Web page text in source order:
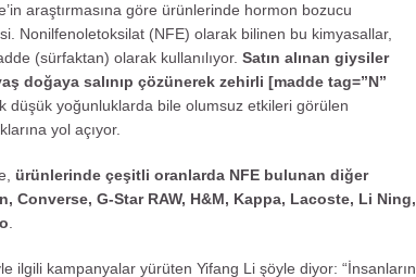
araştırmasına göre ürünlerinde hormon bozucu
Nonilfenoletoksilat (NFE) olarak bilinen bu kimyasallar,
(sürfaktan) olarak kullanılıyor. Satın alınan giysiler
doğaya salınıp çözünerek zehirli [madde tag=”N”
düşük yoğunluklarda bile olumsuz etkileri görülen
yol açıyor.
ürünlerinde çeşitli oranlarda NFE bulunan diğer
Converse, G-Star RAW, H&M, Kappa, Lacoste, Li Ning,
ilgili kampanyalar yürüten Yifang Li şöyle diyor: “İnsanların